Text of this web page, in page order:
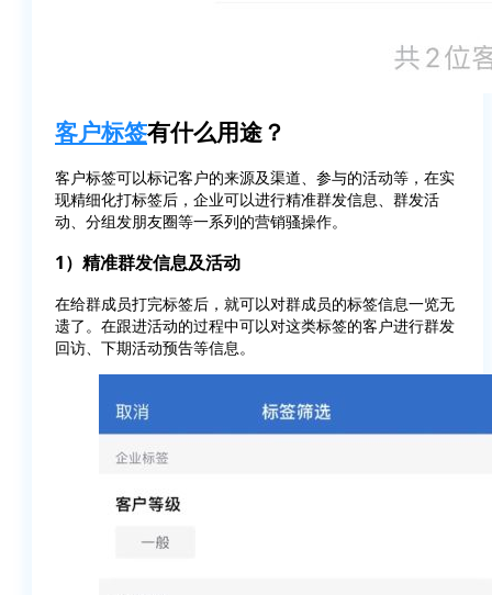
客户标签有什么用途？
客户标签可以标记客户的来源及渠道、参与的活动等，在实
现精细化打标签后，企业可以进行精准群发信息、群发活
动、分组发朋友圈等一系列的营销骚操作。
1）精准群发信息及活动
在给群成员打完标签后，就可以对群成员的标签信息一览无
遗了。在跟进活动的过程中可以对这类标签的客户进行群发
回访、下期活动预告等信息。